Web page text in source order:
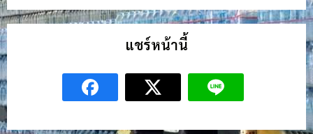
แชร์หน้านี้